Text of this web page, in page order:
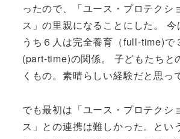
ったので、「ユース・プロテクシ
ス」の里親になることにした。 今
うち６人は完全養育（full-time)で
(part-time)の関係。 子どもたちと
くもの。素晴らしい経験だと思っ
でも最初は「ユース・プロテクシ
ス」との連携は難しかった。とい